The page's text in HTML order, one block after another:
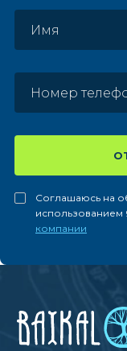
Соглашаюсь на
использованием
компании